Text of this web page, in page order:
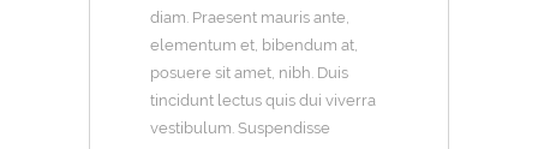
diam. Praesent mauris ante,
elementum et, bibendum at,
posuere sit amet, nibh. Duis
tincidunt lectus quis dui viverra
vestibulum. Suspendisse